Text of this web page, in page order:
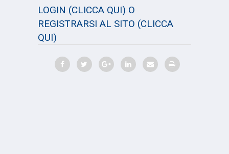
LOGIN (CLICCA QUI) O
REGISTRARSI AL SITO (CLICCA
QUI)